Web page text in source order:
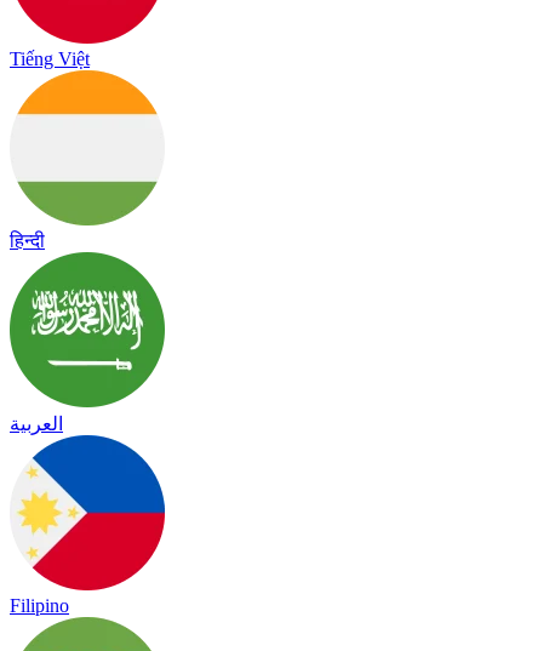
Tiếng Việt
हिन्दी
العربية
Filipino